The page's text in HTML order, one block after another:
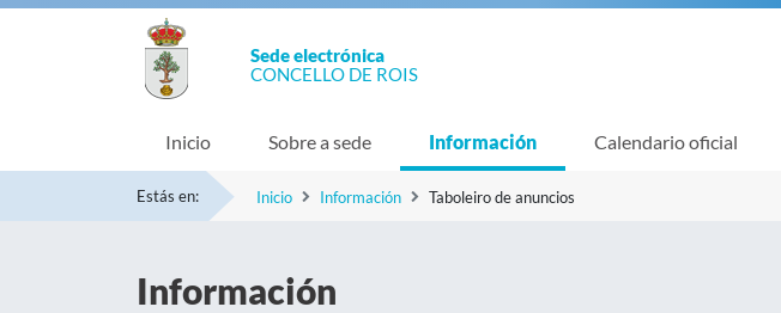
Sede electrónica
CONCELLO DE ROIS
Inicio Sobre a sede Información Calendario oficial
Estás en: Inicio Información Taboleiro de anuncios
Información